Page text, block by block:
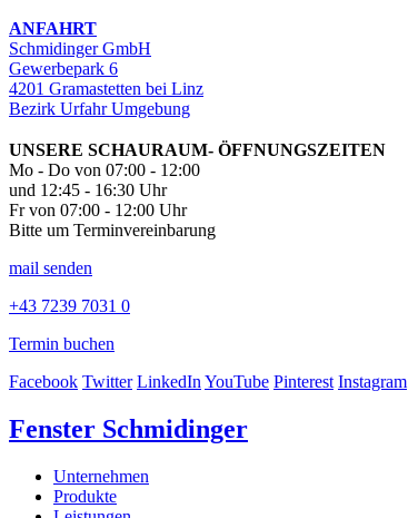
ANFAHRT
Schmidinger GmbH
Gewerbepark 6
4201 Gramastetten bei Linz
Bezirk Urfahr Umgebung
UNSERE SCHAURAUM- ÖFFNUNGSZEITEN
Mo - Do von 07:00 - 12:00
und 12:45 - 16:30 Uhr
Fr von 07:00 - 12:00 Uhr
Bitte um Terminvereinbarung
mail senden
+43 7239 7031 0
Termin buchen
Facebook Twitter LinkedInYouTube Pinterest Instagram
Fenster Schmidinger
Unternehmen
Produkte